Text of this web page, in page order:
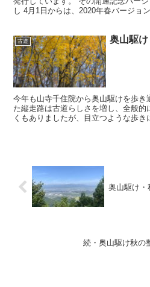
し 4月1日からは、2020年春バージョ
古道 奥山駆
今年も山寺千住院から奥山駆けを歩
た縦走路は古道らしさを増し、全般
くもありましたが、目立つような歩き
奥山駆け・
続・奥山駆け秋の